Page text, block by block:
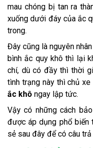
mau chóng bị tan ra
xuống dưới đáy của ắc
trong.
Đây cũng là nguyên
bình ắc quy khô thì lại
chí, dù có đầy thì thời
tình trạng này thì chủ
ắc khô ngay lập tức.
Vậy có những cách
được áp dụng phổ biến
sẻ sau đây để có câu